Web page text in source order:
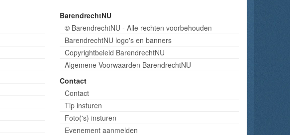
BarendrechtNU
© BarendrechtNU - Alle rechten voorbehouden
BarendrechtNU logo's en banners
Copyrightbeleid BarendrechtNU
Algemene Voorwaarden BarendrechtNU
Contact
Contact
Tip insturen
Foto('s) insturen
Evenement aanmelden